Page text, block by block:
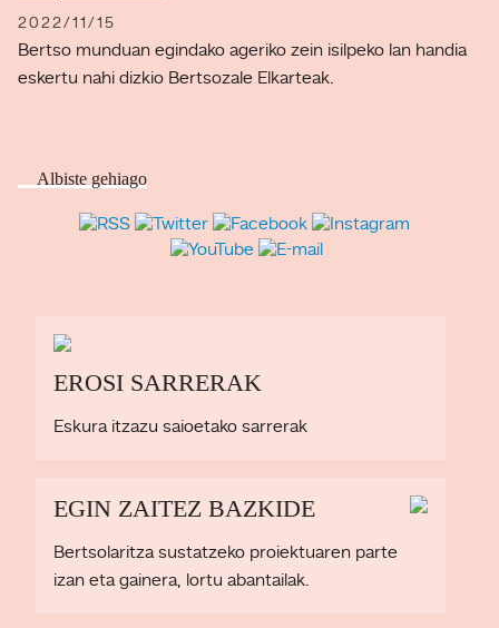
2022/11/15
Bertso munduan egindako ageriko zein isilpeko lan handia
eskertu nahi dizkio Bertsozale Elkarteak.
Albiste gehiago
EROSI SARRERAK
Eskura itzazu saioetako sarrerak
EGIN ZAITEZ BAZKIDE
Bertsolaritza sustatzeko proiektuaren parte
izan eta gainera, lortu abantailak.